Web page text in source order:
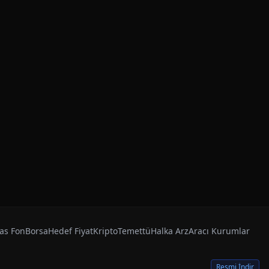
FonBorsaHedef FiyatKriptoTemettüHalka ArzAracı Kurumlar
Resmi İndir